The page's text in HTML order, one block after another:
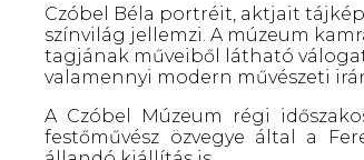
Czóbel Béla portréit, aktjait
színvilág jellemzi. A múzeum
tagjának műveiből látható
valamennyi modern művészeti
A Czóbel Múzeum régi
festőművész özvegye által a